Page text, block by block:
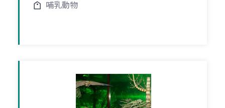
哺乳動物